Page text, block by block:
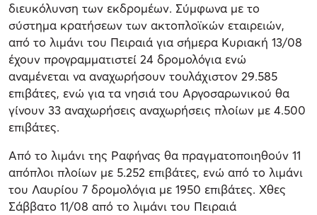
διευκόλυνση των εκδρομέων. Σύμφωνα με το
σύστημα κρατήσεων των ακτοπλοϊκών εταιρειών,
από το λιμάνι του Πειραιά για σήμερα Κυριακή 13/08
έχουν προγραμματιστεί 24 δρομολόγια ενώ
αναμένεται να αναχωρήσουν τουλάχιστον 29.585
επιβάτες, ενώ για τα νησιά του Αργοσαρωνικού θα
γίνουν 33 αναχωρήσεις αναχωρήσεις πλοίων με 4.500
επιβάτες.
Από το λιμάνι της Ραφήνας θα πραγματοποιηθούν 11
απόπλοι πλοίων με 5.252 επιβάτες, ενώ από το λιμάνι
του Λαυρίου 7 δρομολόγια με 1950 επιβάτες. Χθες
Σάββατο 11/08 από το λιμάνι του Πειραιά